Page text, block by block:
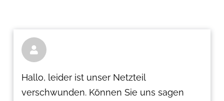

Hallo, leider ist unser Netzteil
verschwunden. Können Sie uns sagen